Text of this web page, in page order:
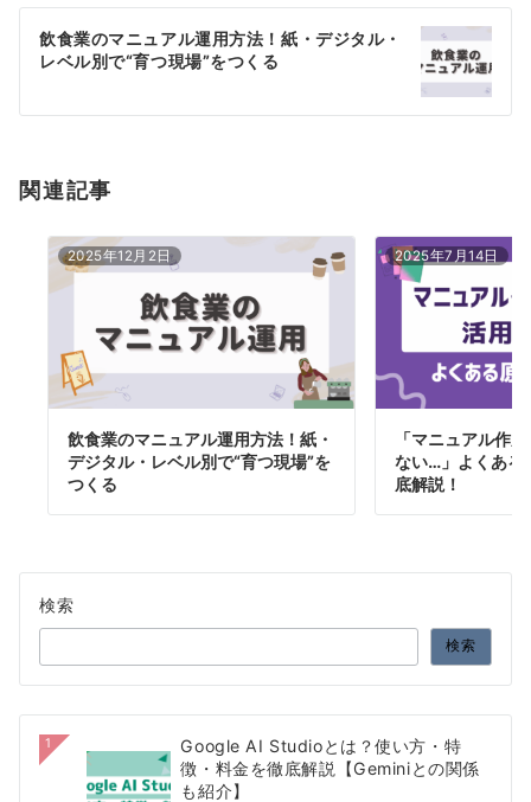
ン
飲食業のマニュアル運用方法！紙・デジタル・
レベル別で“育つ現場”をつくる
関連記事
2025年12月2日
飲食業のマニュアル運用方法！紙・
デジタル・レベル別で“育つ現場”を
つくる
2025年7月14日
「マニュアル作
ない…」よくある
底解説！
検索
検索
1
Google AI Studioとは？使い方・特
徴・料金を徹底解説【Geminiとの関係
も紹介】